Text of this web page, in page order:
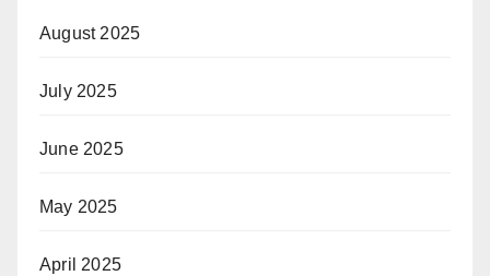
August 2025
July 2025
June 2025
May 2025
April 2025